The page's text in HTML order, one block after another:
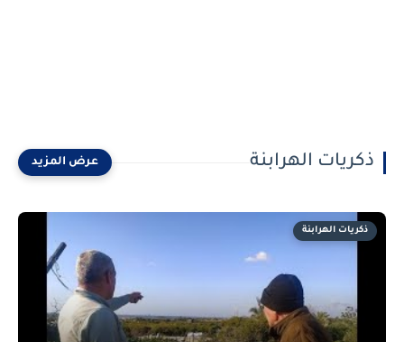
ذكريات الهرابنة
ذكريات الهرابنة